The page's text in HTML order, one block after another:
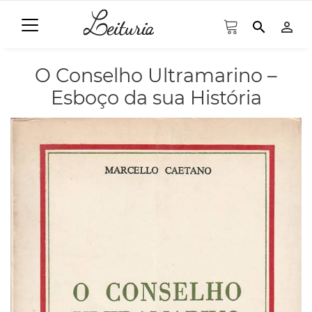
search person_outline
O Conselho Ultramarino –
Esboço da sua História